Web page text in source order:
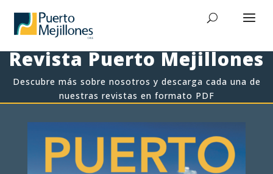
Revista Puerto Mejillones
Descubre más sobre nosotros y descarga cada una de
nuestras revistas en formato PDF